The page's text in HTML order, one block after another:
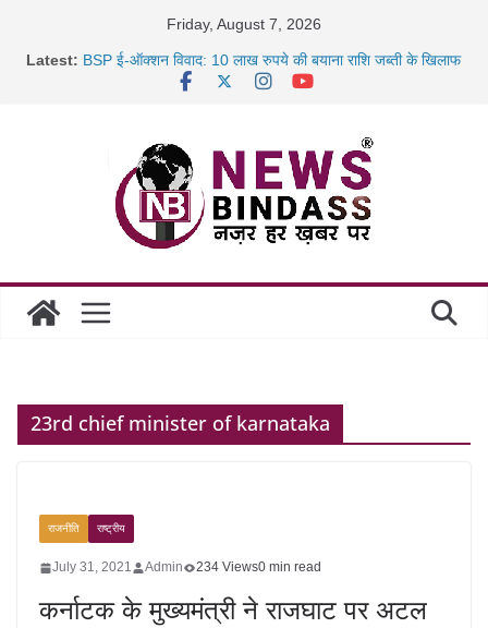
Friday, August 7, 2026
Latest: BSP ई-ऑक्शन विवाद: 10 लाख रुपये की बयाना राशि जब्ती के खिलाफ
साइबर ठगी पर दुर्ग पुलिस का बड़ा एक्शन: 13 म्यूल बैंक खाताधारक
गिरफ्तार
23rd chief minister of karnataka
राजनीति राष्ट्रीय
July 31, 2021 Admin 234 Views0 min read
कर्नाटक के मुख्यमंत्री ने राजघाट पर अटल